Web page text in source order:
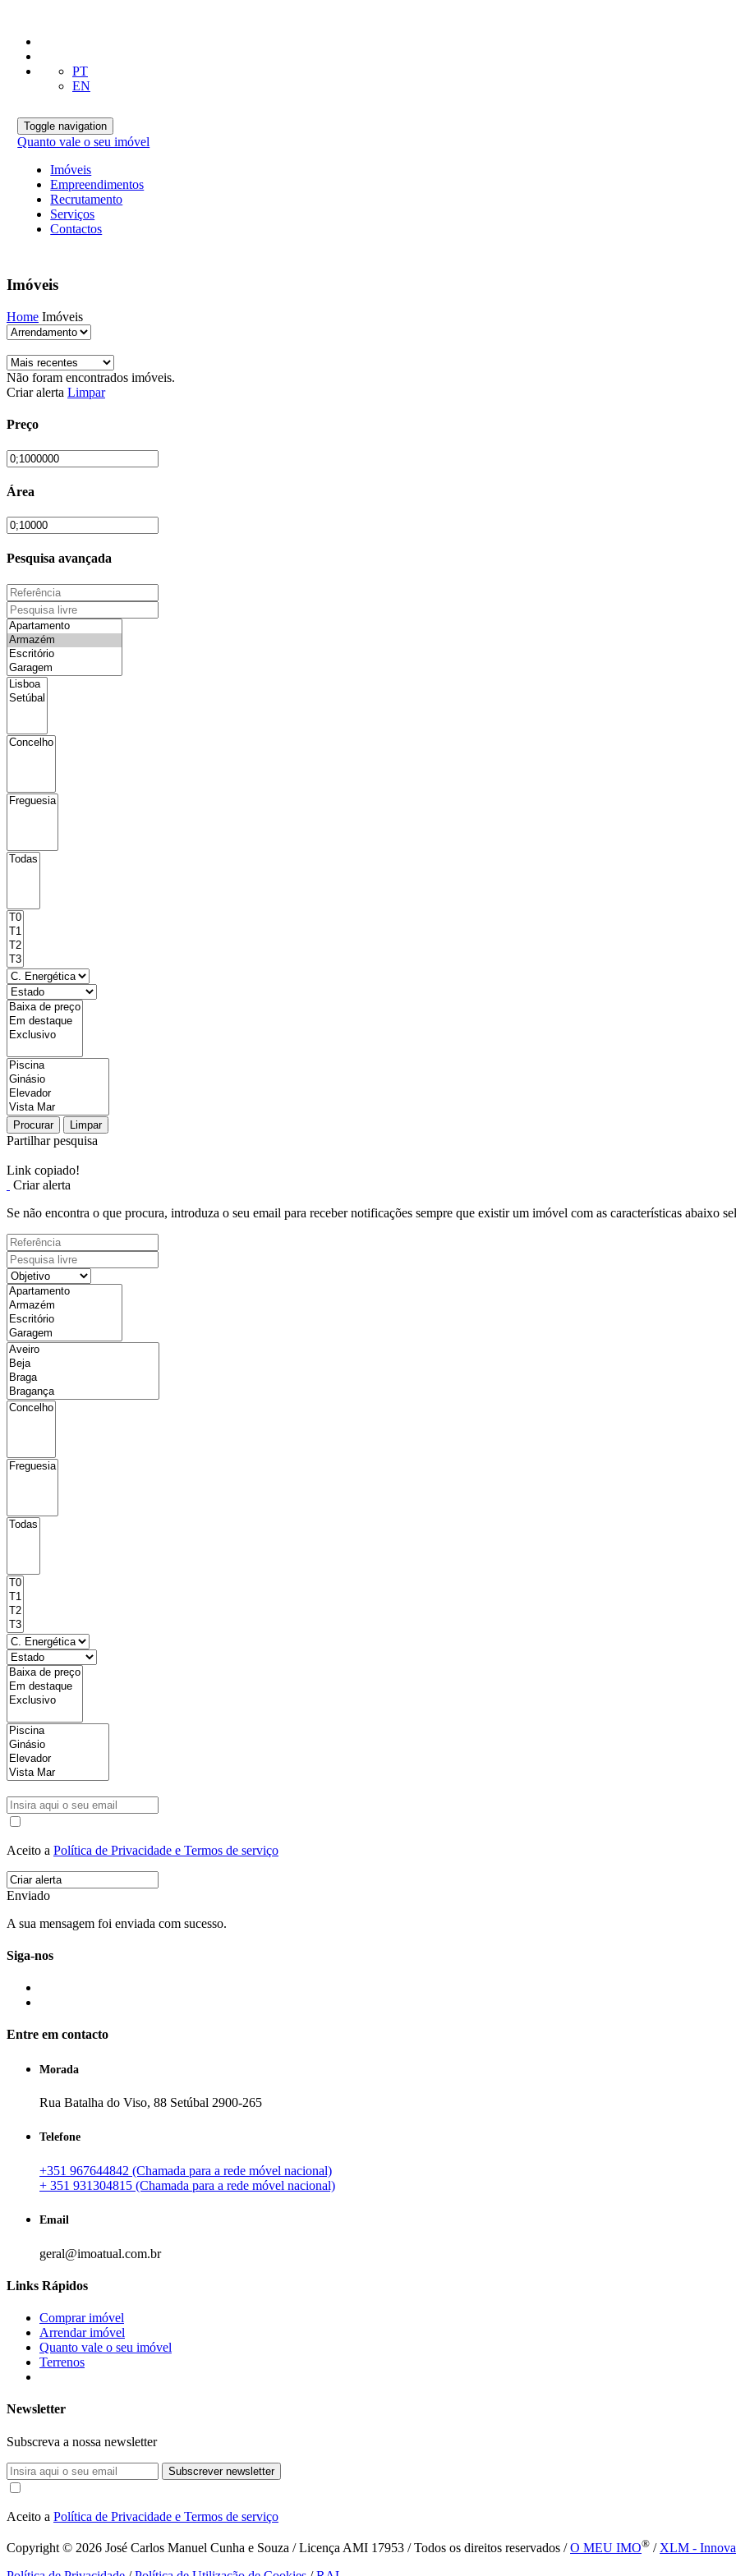
PT
EN
Toggle navigation
Quanto vale o seu imóvel
Imóveis
Empreendimentos
Recrutamento
Serviços
Contactos
Imóveis
Home Imóveis
Não foram encontrados imóveis.
Criar alerta Limpar
Preço
Área
Pesquisa avançada
Procurar Limpar
Partilhar pesquisa
Link copiado!
Criar alerta
Se não encontra o que procura, introduza o seu email para receber notificações sempre que existir um imóvel com as características abaixo
Aceito a Política de Privacidade e Termos de serviço
Enviado
A sua mensagem foi enviada com sucesso.
Siga-nos
Entre em contacto
Morada
Rua Batalha do Viso, 88 Setúbal 2900-265
Telefone
+351 967644842 (Chamada para a rede móvel nacional)
+ 351 931304815 (Chamada para a rede móvel nacional)
Email
geral@imoatual.com.br
Links Rápidos
Comprar imóvel
Arrendar imóvel
Quanto vale o seu imóvel
Terrenos
Newsletter
Subscreva a nossa newsletter
Subscrever newsletter
Aceito a Política de Privacidade e Termos de serviço
Copyright © 2026 José Carlos Manuel Cunha e Souza / Licença AMI 17953 / Todos os direitos reservados /O MEU IMO® / XLM -